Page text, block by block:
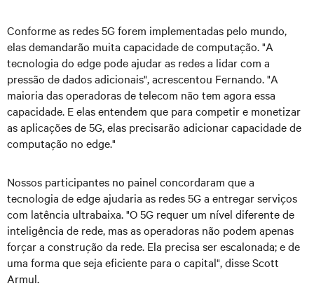
Conforme as redes 5G forem implementadas pelo mundo,
elas demandarão muita capacidade de computação. "A
tecnologia do edge pode ajudar as redes a lidar com a
pressão de dados adicionais", acrescentou Fernando. "A
maioria das operadoras de telecom não tem agora essa
capacidade. E elas entendem que para competir e monetizar
as aplicações de 5G, elas precisarão adicionar capacidade de
computação no edge."
Nossos participantes no painel concordaram que a
tecnologia de edge ajudaria as redes 5G a entregar serviços
com latência ultrabaixa. "O 5G requer um nível diferente de
inteligência de rede, mas as operadoras não podem apenas
forçar a construção da rede. Ela precisa ser escalonada; e de
uma forma que seja eficiente para o capital", disse Scott
Armul.